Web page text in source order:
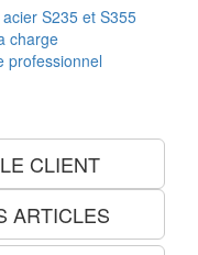
S235 et S355
charge
professionnel
CLIENT
ARTICLES